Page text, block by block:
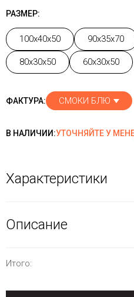
РАЗМЕР:
100x40x50 90x35x70
80x30x50 60x30x50
ФАКТУРА: СМОКИ БЛЮ
В НАЛИЧИИ:УТОЧНЯЙТЕ У
Характеристики
Описание
Итого: